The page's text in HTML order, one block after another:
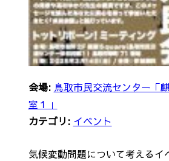
会場: 鳥取市民交流センター「
室１」
カテゴリ: イベント
気候変動問題について考えるイ